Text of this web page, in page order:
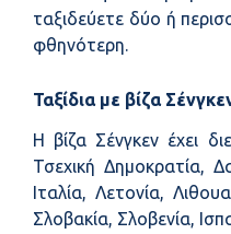
ταξιδεύετε δύο ή
φθηνότερη.
Ταξίδια με βίζα
Η βίζα Σένγκεν έχει
Τσεχική Δημοκρατία,
Ιταλία, Λετονία,
Σλοβακία, Σλοβενία,